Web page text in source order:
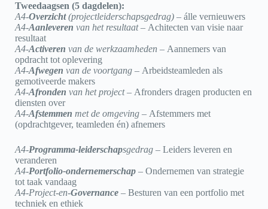
Tweedaagsen (5 dagdelen):
A4-Overzicht(projectleiderschapsgedrag) – álle vernieuwers
A4-Aanleveren van het resultaat – Achitecten van visie naar
resultaat
A4-Activeren van de werkzaamheden – Aannemers van
opdracht tot oplevering
A4-Afwegen van de voortgang – Arbeidsteamleden als
gemotiveerde makers
A4-Afronden van het project – Afronders dragen producten en
diensten over
A4-Afstemmen met de omgeving – Afstemmers met
(opdrachtgever, teamleden én) afnemers
A4-Programma-leiderschapsgedrag – Leiders leveren en
veranderen
A4-Portfolio-ondernemerschap – Ondernemen van strategie
tot taak vandaag
A4-Project-en-Governance – Besturen van een portfolio met
techniek en ethiek